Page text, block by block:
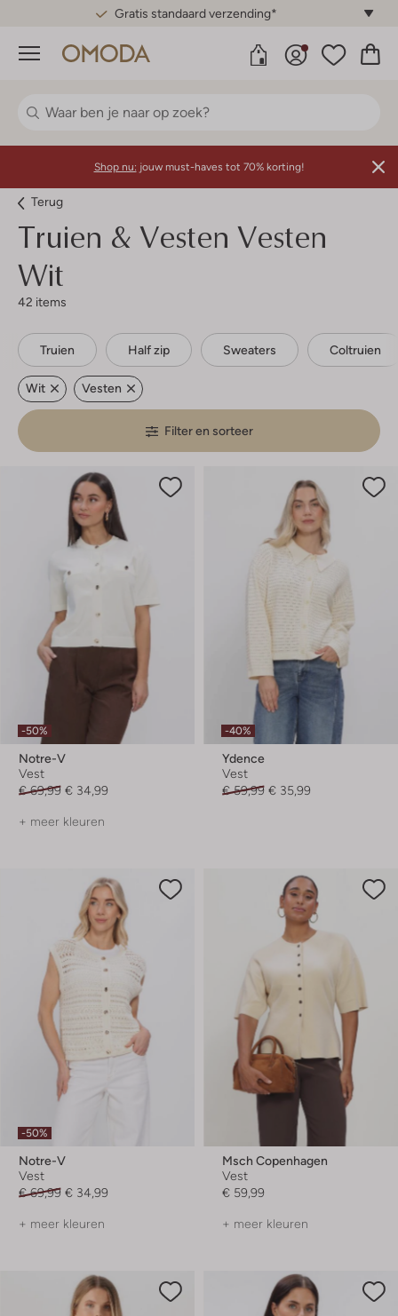
Gratis standaard verzending*
Menu
Shop nu: jouw must-haves tot 70% korting!
Terug
Truien & Vesten Vesten
Wit
42 items
Truien Half zip Sweaters Coltruien
Wit Vesten
Filter en sorteer
-50%
Notre-V
Vest
€ 69,99 € 34,99
+ meer kleuren
-40%
Ydence
Vest
€ 59,99 € 35,99
-50%
Notre-V
Vest
€ 69,99 € 34,99
+ meer kleuren
Msch Copenhagen
Vest
€ 59,99
+ meer kleuren